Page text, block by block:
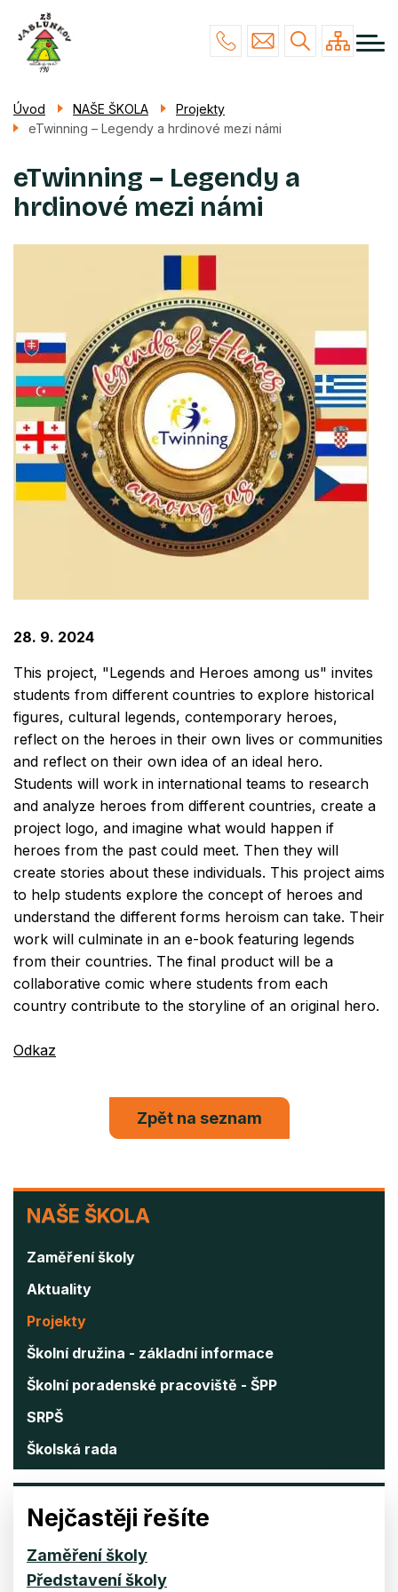
hlavnímu
obsahu
Menu
navigace
NAŠE ŠKOLA
STUDIUM
POVINNÉ INFO
KONTAKTY
NAŠE
ŠKOLA
NAŠE ŠKOLA
Zaměření školy
Aktuality
Projekty
Školní družina - základní informace
Školní poradenské pracoviště - ŠPP
SRPŠ
Školská rada
Nejčastěji řešíte
Zaměření školy
Představení školy
Úvod NAŠE ŠKOLA
Projekty
eTwinning – Legendy a hrdinové mezi námi
eTwinning – Legendy a
hrdinové mezi námi
28. 9. 2024
This project, "Legends and Heroes among us" invites
students from different countries to explore historical
figures, cultural legends, contemporary heroes,
reflect on the heroes in their own lives or communities
and reflect on their own idea of an ideal hero.
Students will work in international teams to research
and analyze heroes from different countries, create a
project logo, and imagine what would happen if
heroes from the past could meet. Then they will
create stories about these individuals. This project aims
to help students explore the concept of heroes and
understand the different forms heroism can take. Their
work will culminate in an e-book featuring legends
from their countries. The final product will be a
collaborative comic where students from each
country contribute to the storyline of an original hero.
Odkaz
Zpět na seznam